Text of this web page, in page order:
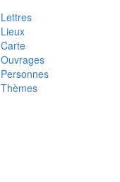
Lettres
Lieux
Carte
Ouvrages
Personnes
Thèmes